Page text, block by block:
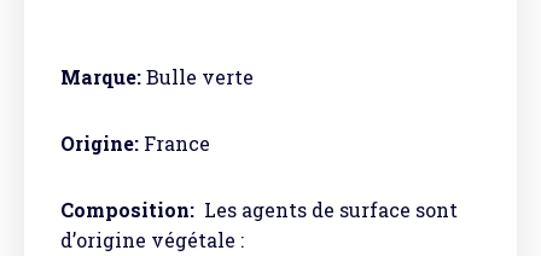
Marque:Bulle verte
Origine: France
Composition: Les agents de surface sont
d’origine végétale :